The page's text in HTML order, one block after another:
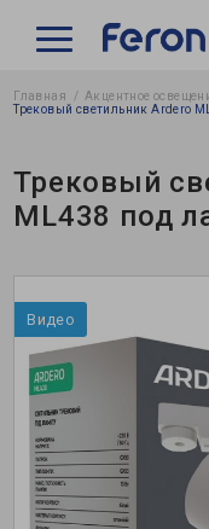
Главная Акцентное
Трековый светильник Ardero
Трековый
ML438 под
Видео